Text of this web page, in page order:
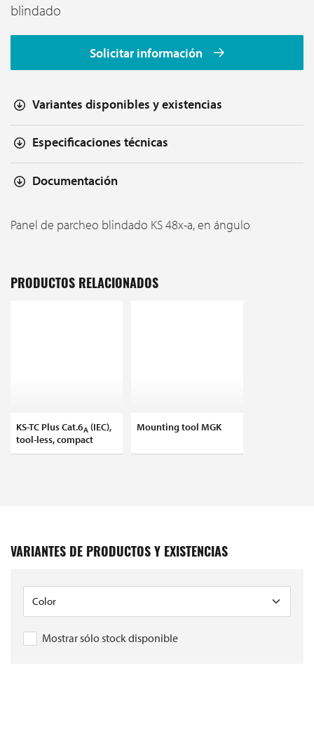
blindado
Solicitar información
Variantes disponibles y existencias
Especificaciones técnicas
Documentación
Panel de parcheo blindado KS 48x-a, en ángulo
PRODUCTOS RELACIONADOS
KS-TC Plus Cat.6A (IEC),
tool-less, compact
Mounting tool MGK
VARIANTES DE PRODUCTOS Y EXISTENCIAS
Mostrar sólo stock disponible